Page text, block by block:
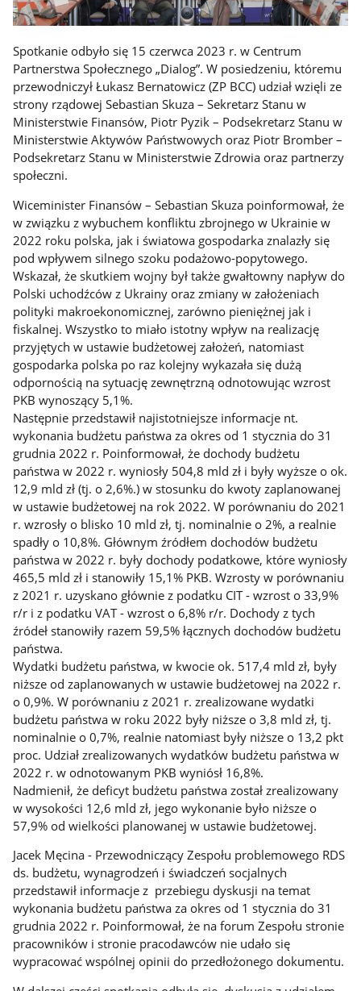
Spotkanie odbyło się 15 czerwca 2023 r. w Centrum
Partnerstwa Społecznego „Dialog”. W posiedzeniu, któremu
przewodniczył Łukasz Bernatowicz (ZP BCC) udział wzięli ze
strony rządowej Sebastian Skuza – Sekretarz Stanu w
Ministerstwie Finansów, Piotr Pyzik – Podsekretarz Stanu w
Ministerstwie Aktywów Państwowych oraz Piotr Bromber –
Podsekretarz Stanu w Ministerstwie Zdrowia oraz partnerzy
społeczni.
Wiceminister Finansów – Sebastian Skuza poinformował, że
w związku z wybuchem konfliktu zbrojnego w Ukrainie w
2022 roku polska, jak i światowa gospodarka znalazły się
pod wpływem silnego szoku podażowo-popytowego.
Wskazał, że skutkiem wojny był także gwałtowny napływ do
Polski uchodźców z Ukrainy oraz zmiany w założeniach
polityki makroekonomicznej, zarówno pieniężnej jak i
fiskalnej. Wszystko to miało istotny wpływ na realizację
przyjętych w ustawie budżetowej założeń, natomiast
gospodarka polska po raz kolejny wykazała się dużą
odpornością na sytuację zewnętrzną odnotowując wzrost
PKB wynoszący 5,1%.
Następnie przedstawił najistotniejsze informacje nt.
wykonania budżetu państwa za okres od 1 stycznia do 31
grudnia 2022 r. Poinformował, że dochody budżetu
państwa w 2022 r. wyniosły 504,8 mld zł i były wyższe o ok.
12,9 mld zł (tj. o 2,6%.) w stosunku do kwoty zaplanowanej
w ustawie budżetowej na rok 2022. W porównaniu do 2021
r. wzrosły o blisko 10 mld zł, tj. nominalnie o 2%, a realnie
spadły o 10,8%. Głównym źródłem dochodów budżetu
państwa w 2022 r. były dochody podatkowe, które wyniosły
465,5 mld zł i stanowiły 15,1% PKB. Wzrosty w porównaniu
z 2021 r. uzyskano głównie z podatku CIT - wzrost o 33,9%
r/r i z podatku VAT - wzrost o 6,8% r/r. Dochody z tych
źródeł stanowiły razem 59,5% łącznych dochodów budżetu
państwa.
Wydatki budżetu państwa, w kwocie ok. 517,4 mld zł, były
niższe od zaplanowanych w ustawie budżetowej na 2022 r.
o 0,9%. W porównaniu z 2021 r. zrealizowane wydatki
budżetu państwa w roku 2022 były niższe o 3,8 mld zł, tj.
nominalnie o 0,7%, realnie natomiast były niższe o 13,2 pkt
proc. Udział zrealizowanych wydatków budżetu państwa w
2022 r. w odnotowanym PKB wyniósł 16,8%.
Nadmienił, że deficyt budżetu państwa został zrealizowany
w wysokości 12,6 mld zł, jego wykonanie było niższe o
57,9% od wielkości planowanej w ustawie budżetowej.
Jacek Męcina - Przewodniczący Zespołu problemowego RDS
ds. budżetu, wynagrodzeń i świadczeń socjalnych
przedstawił informacje z przebiegu dyskusji na temat
wykonania budżetu państwa za okres od 1 stycznia do 31
grudnia 2022 r. Poinformował, że na forum Zespołu stronie
pracowników i stronie pracodawców nie udało się
wypracować wspólnej opinii do przedłożonego dokumentu.